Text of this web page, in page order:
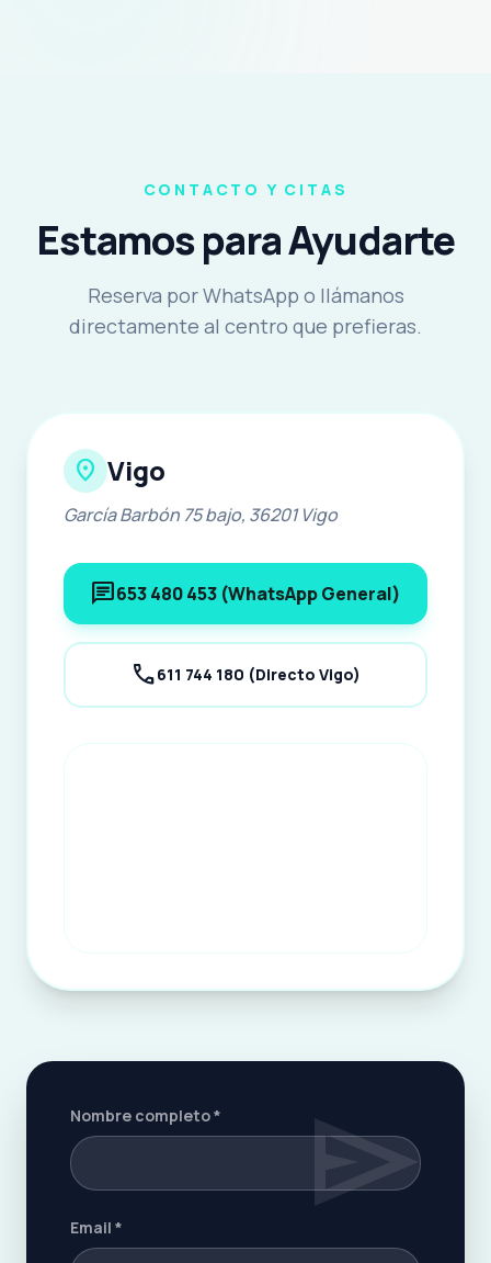
CONTACTO Y CITAS
Estamos para Ayudarte
Reserva por WhatsApp o llámanos
directamente al centro que prefieras.
location_on Vigo
García Barbón 75 bajo, 36201 Vigo
chat653 480 453 (WhatsApp General)
call611 744 180 (Directo Vigo)
send
Nombre completo *
Email *